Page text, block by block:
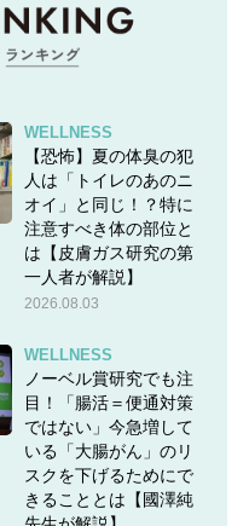
WELLNESS
【恐怖】夏の体臭の犯
人は「トイレのあのニ
オイ」と同じ！？特に
注意すべき体の部位と
は【皮膚ガス研究の第
一人者が解説】
2026.08.03
WELLNESS
ノーベル賞研究でも注
目！「腸活＝便通対策
ではない」今急増して
いる「大腸がん」のリ
スクを下げるためにで
きることとは【國澤純